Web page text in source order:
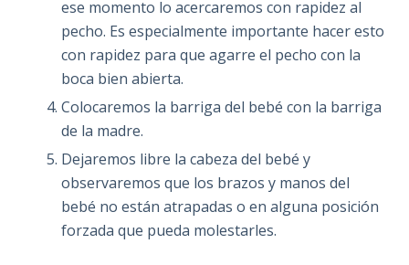
ese momento lo acercaremos con rapidez al
pecho. Es especialmente importante hacer esto
con rapidez para que agarre el pecho con la
boca bien abierta.
Colocaremos la barriga del bebé con la barriga
de la madre.
Dejaremos libre la cabeza del bebé y
observaremos que los brazos y manos del
bebé no están atrapadas o en alguna posición
forzada que pueda molestarles.